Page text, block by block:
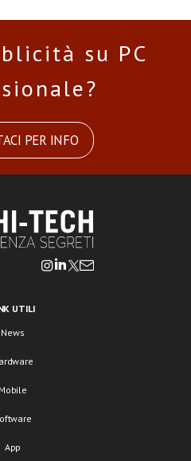
su PC
PER INFO
UTILI
News
Mobile
App